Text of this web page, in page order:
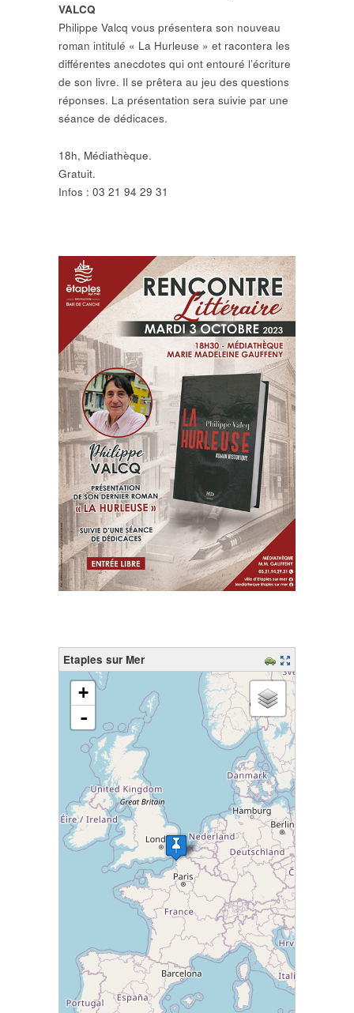
VALCQ
Philippe Valcq vous présentera son nouveau
roman intitulé « La Hurleuse » et racontera les
différentes anecdotes qui ont entouré l’écriture
de son livre. Il se prêtera au jeu des questions
réponses. La présentation sera suivie par une
séance de dédicaces.
18h, Médiathèque.
Gratuit.
Infos : 03 21 94 29 31
Etaples sur Mer
chargement de la carte - veuillez patienter...
+
-